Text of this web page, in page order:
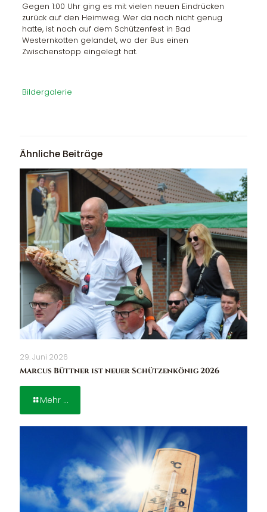
Gegen 1:00 Uhr ging es mit vielen neuen Eindrücken
zurück auf den Heimweg. Wer da noch nicht genug
hatte, ist noch auf dem Schützenfest in Bad
Westernkotten gelandet, wo der Bus einen
Zwischenstopp eingelegt hat.
Bildergalerie
Ähnliche Beiträge
29. Juni 2026
Marcus Büttner ist neuer Schützenkönig 2026
Mehr ...